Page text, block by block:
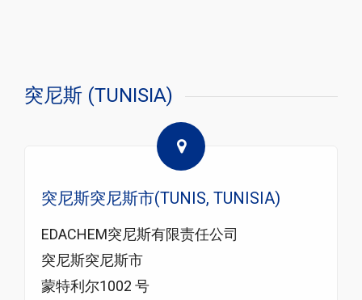
突尼斯 (TUNISIA)
突尼斯突尼斯市(TUNIS, TUNISIA)
EDACHEM突尼斯有限责任公司
突尼斯突尼斯市
蒙特利尔1002 号